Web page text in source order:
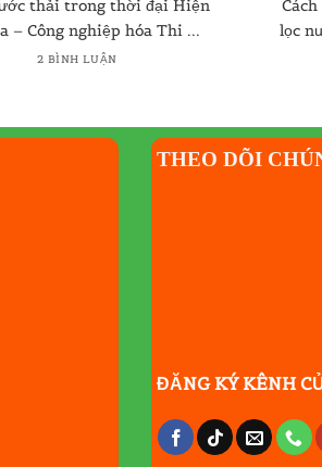
thải trong thời đại Hiện
– Công nghiệp hóa Thi ...
2 BÌNH LUẬN
lọc
THEO DÕI
ĐĂNG KÝ KÊNH